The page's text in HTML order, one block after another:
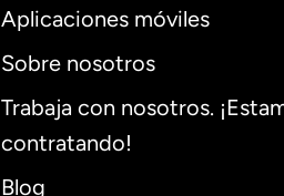
Aplicaciones móviles
Sobre nosotros
Trabaja con nosotros.
contratando!
Blog